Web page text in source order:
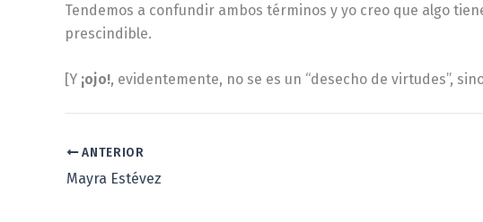
Tendemos a confundir ambos términos y yo creo que algo
prescindible.
[Y ¡ojo!, evidentemente, no se es un “desecho de virtudes”,
ANTERIOR
Mayra Estévez